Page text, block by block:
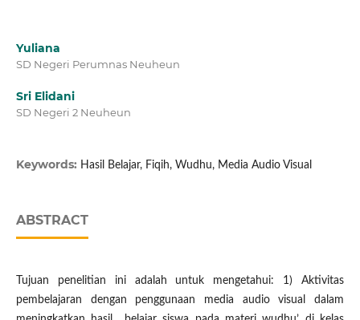
Yuliana
SD Negeri Perumnas Neuheun
Sri Elidani
SD Negeri 2 Neuheun
Keywords: Hasil Belajar, Fiqih, Wudhu, Media Audio Visual
ABSTRACT
Tujuan penelitian ini adalah untuk mengetahui: 1) Aktivitas
pembelajaran dengan penggunaan media audio visual dalam